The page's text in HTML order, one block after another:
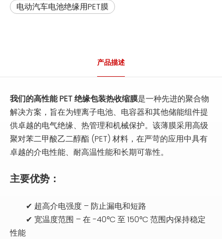
电动汽车电池绝缘用PET膜
产品描述
我们的高性能 PET 绝缘包装热收缩膜是一种先进的聚合物
解决方案，旨在为锂离子电池、电容器和其他储能组件提
供卓越的电气绝缘、热管理和机械保护。该薄膜采用高级
聚对苯二甲酸乙二醇酯 (PET) 材料，在严苛的应用中具有
卓越的介电性能、耐高温性能和长期可靠性。
主要优势：
✔ 超高介电强度 – 防止漏电和短路
✔ 宽温度范围 – 在 -40°C 至 150°C 范围内保持稳定
性能